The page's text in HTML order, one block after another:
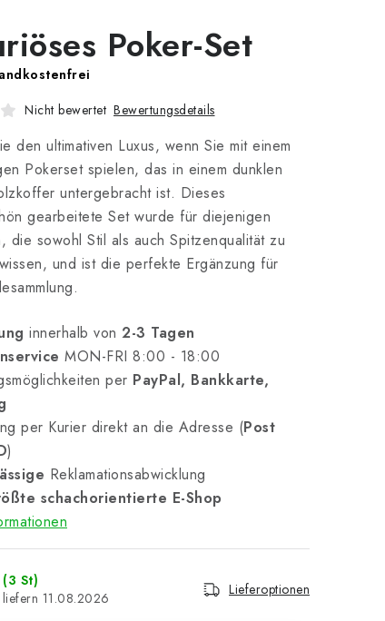
Poker-Set
Nicht bewertet Bewertungsdetails
den ultimativen Luxus, wenn Sie mit einem
Pokerset spielen, das in einem dunklen
untergebracht ist. Dieses
gearbeitete Set wurde für diejenigen
die sowohl Stil als auch Spitzenqualität zu
und ist die perfekte Ergänzung für
innerhalb von 2-3 Tagen
MON-FRI 8:00 - 18:00
per PayPal, Bankkarte,
per Kurier direkt an die Adresse (Post
)
Reklamationsabwicklung
schachorientierte E-Shop
(3 St)
11.08.2026
Lieferoptionen